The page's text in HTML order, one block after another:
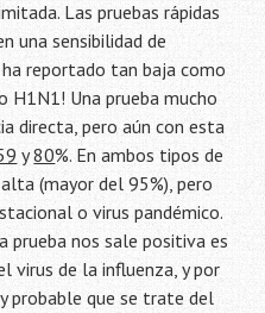
Las pruebas rápidas
una sensibilidad de
reportado tan baja como
H1N1! Una prueba mucho
directa, pero aún con esta
y80%. En ambos tipos de
(mayor del 95%), pero
o virus pandémico.
prueba nos sale positiva es
virus de la influenza, y por
probable que se trate del